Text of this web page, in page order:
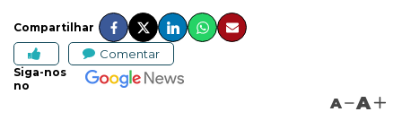
Compartilhar
Comentar
Siga-nos
no
A A